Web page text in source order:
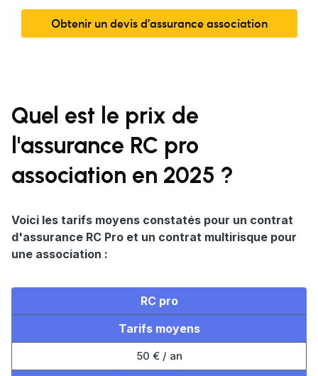
Obtenir un devis d'assurance association
Quel est le prix de
l'assurance RC pro
association en 2025 ?
Voici les tarifs moyens constatés pour un contrat
d'assurance RC Pro et un contrat multirisque pour
une association :
RC pro
Tarifs moyens
50 € / an